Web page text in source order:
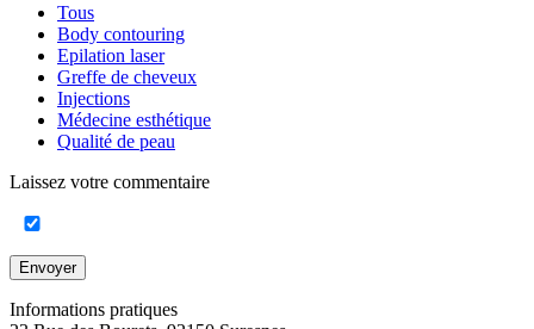
Tous
Body contouring
Epilation laser
Greffe de cheveux
Injections
Médecine esthétique
Qualité de peau
Laissez votre commentaire
Envoyer
Informations pratiques